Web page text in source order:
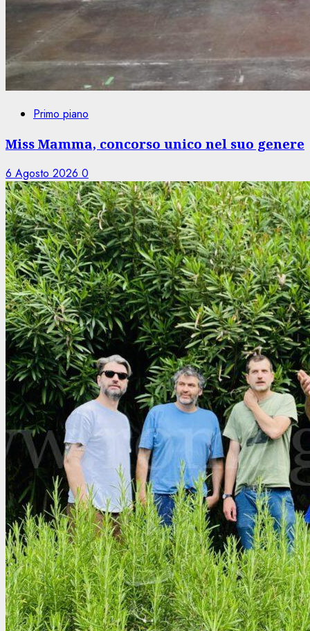
Primo piano
Miss Mamma, concorso unico nel suo genere
6 Agosto 2026 0